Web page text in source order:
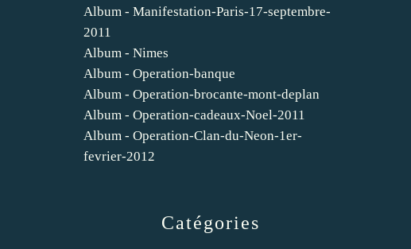
Catégories
Album - Manifestation-Paris-17-septembre-
2011
Album - Nimes
Album - Operation-banque
Album - Operation-brocante-mont-deplan
Album - Operation-cadeaux-Noel-2011
Album - Operation-Clan-du-Neon-1er-
fevrier-2012